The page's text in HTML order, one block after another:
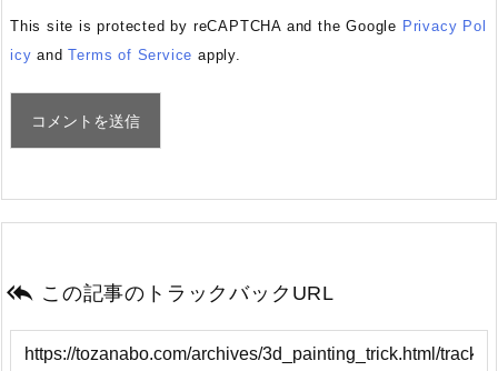
This site is protected by reCAPTCHA and the Google Privacy Pol
icy andTerms of Service apply.
 この記事のトラックバックURL